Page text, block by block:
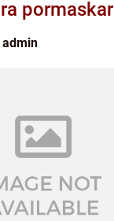
pormaskar
admin